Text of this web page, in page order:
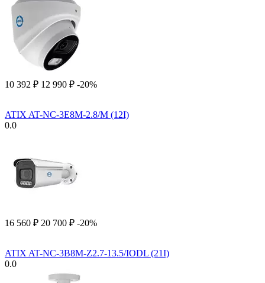
10 392 ₽ 12 990 ₽ -20%
ATIX AT-NC-3E8M-2.8/M (12I)
0.0
16 560 ₽ 20 700 ₽ -20%
ATIX AT-NC-3B8M-Z2.7-13.5/IODL (21I)
0.0